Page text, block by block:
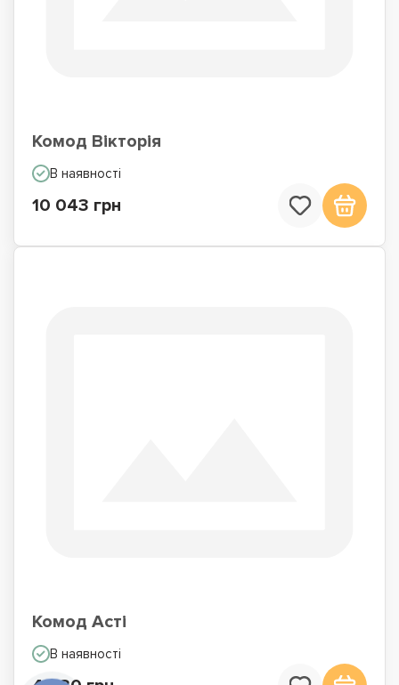
Комод Вікторія
В наявності
10 043 грн
Комод Асті
В наявності